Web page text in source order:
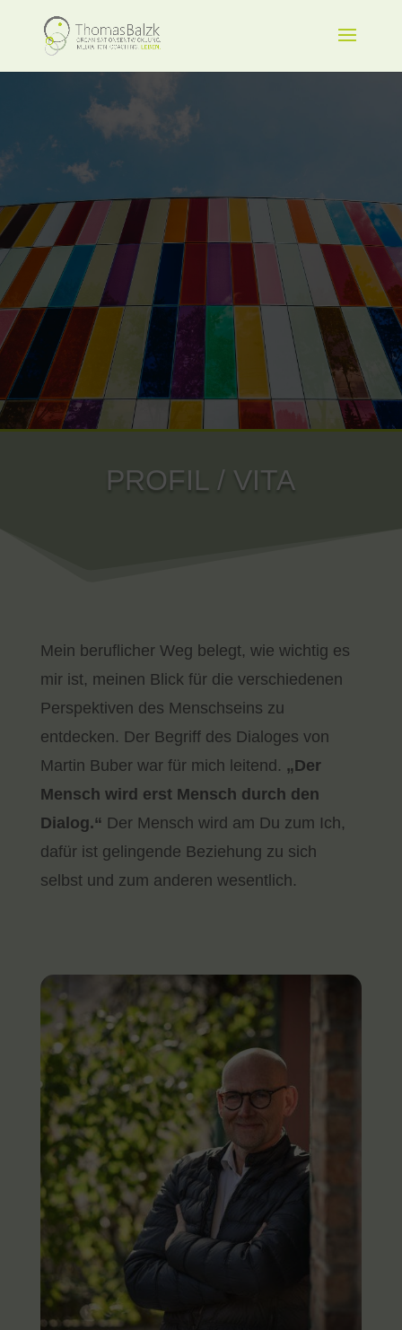
PROFIL / VITA
Mein beruflicher Weg belegt, wie wichtig es
mir ist, meinen Blick für die verschiedenen
Perspektiven des Menschseins zu
entdecken. Der Begriff des Dialoges von
Martin Buber war für mich leitend. „Der
Mensch wird erst Mensch durch den
Dialog.“ Der Mensch wird am Du zum Ich,
dafür ist gelingende Beziehung zu sich
selbst und zum anderen wesentlich.